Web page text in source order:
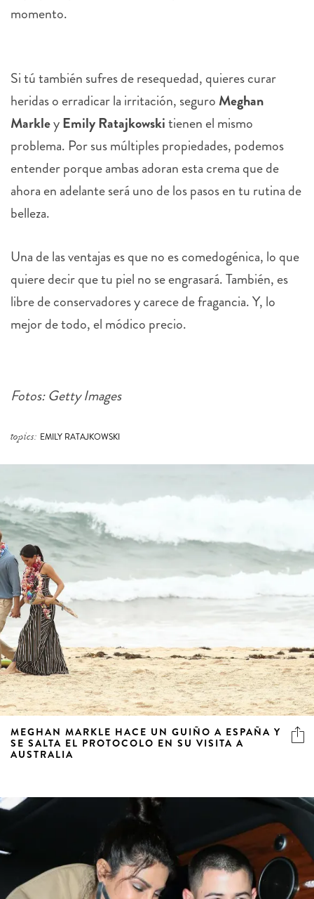
momento.
Si tú también sufres de resequedad, quieres curar
heridas o erradicar la irritación, seguro Meghan
MarkleyEmily Ratajkowskitienen el mismo
problema. Por sus múltiples propiedades, podemos
entender porque ambas adoran esta crema que de
ahora en adelante será uno de los pasos en tu rutina de
belleza.
Una de las ventajas es que no es comedogénica, lo que
quiere decir que tu piel no se engrasará. También, es
libre de conservadores y carece de fragancia. Y, lo
mejor de todo, el módico precio.
Fotos: Getty Images
topics: EMILY RATAJKOWSKI
MEGHAN MARKLE HACE UN GUIÑO A ESPAÑA Y
SE SALTA EL PROTOCOLO EN SU VISITA A
AUSTRALIA